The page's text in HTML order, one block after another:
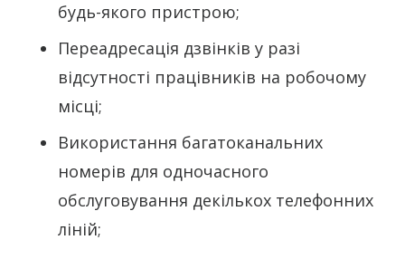
будь-якого пристрою;
Переадресація дзвінків у разі
відсутності працівників на робочому
місці;
Використання багатоканальних
номерів для одночасного
обслуговування декількох телефонних
ліній;